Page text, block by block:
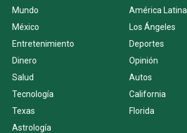
Mundo
América Latina
México
Los Ángeles
Entretenimiento
Deportes
Dinero
Opinión
Salud
Autos
Tecnología
California
Texas
Florida
Astrología